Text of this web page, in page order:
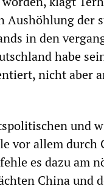
Aushöhlung der
in den
habe
nicht aber
und
vor allem durch
es dazu am
China und